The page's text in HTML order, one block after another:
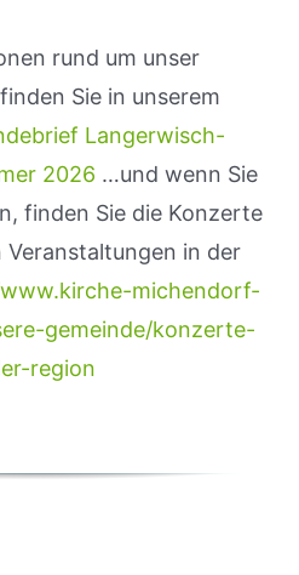
rund um unser
Sie in unserem
Langerwisch-
2026 …und wenn Sie
finden Sie die Konzerte
Veranstaltungen in der
michendorf-
gemeinde/konzerte-
region